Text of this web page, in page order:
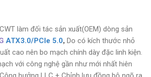
làm đối tác sản xuất(OEM) dòng sản
ATX3.0/PCIe 5.0, Do có kích thước nhỏ
cao nên bo mạch chính dày đặc linh kiện.
với công nghệ gần như mới nhất hiên